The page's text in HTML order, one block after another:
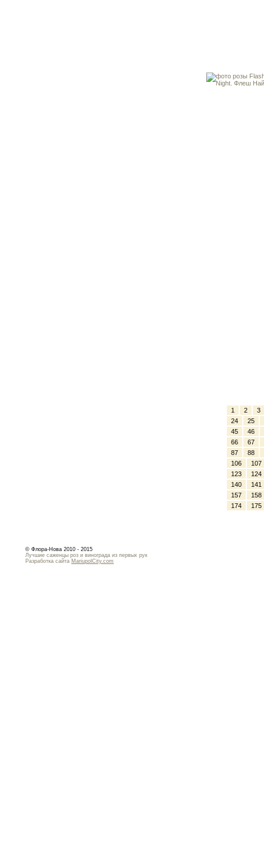
1 2
3
24
25
45
46
66
67
87
88
106
107
123
124
140
141
157
158
174
175
© Флора-Нова 2010 - 2015
Лучшие саженцы роз и винограда из первых рук
Разработка сайта MariupolCity.com